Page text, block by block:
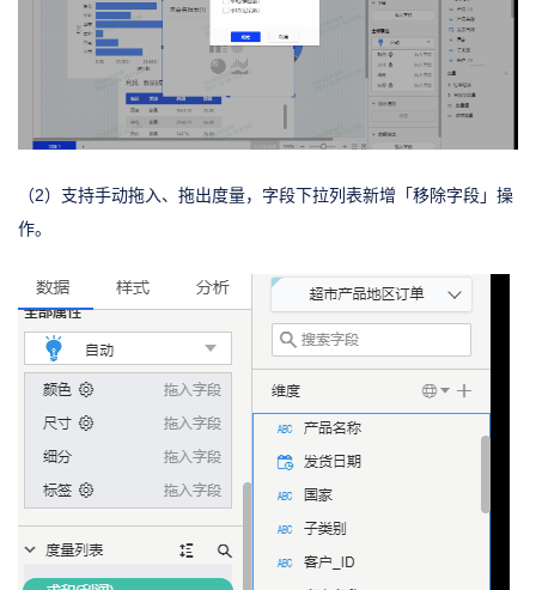
（2）支持手动拖入、拖出度量，字段下拉列表新增「移除字段」操
作。